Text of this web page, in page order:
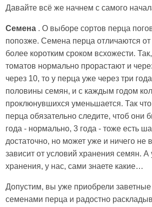
Давайте всё же начнем с самого
Семена . О выборе сортов перца
попозже. Семена перца отличаются
более коротким сроком всхожести.
томатов нормально прорастают и
через 10, то у перца уже через три
половины семян, и с каждым годом
проклюнувшихся уменьшается. Так
перца обязательно следите, чтоб они
года - нормально, 3 года - тоже есть
достаточно, но может уже и ничего не
зависит от условий хранения семян. А
хранения, у нас, сами знаете какие…
Допустим, вы уже приобрели заветные
семенами перца и радостно